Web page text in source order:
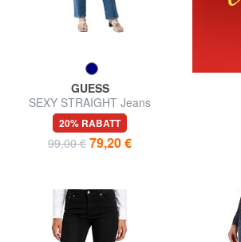
GUESS
SEXY STRAIGHT Jeans
20% RABATT
99,00 € 79,20 €